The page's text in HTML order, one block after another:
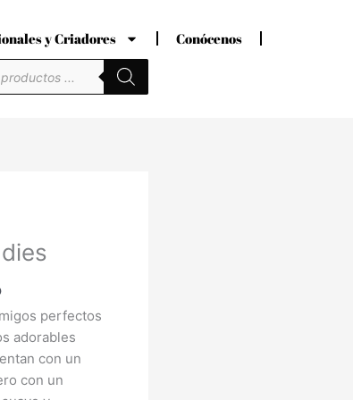
y Criadores Conócenos
perfectos
adorables
con un
con un